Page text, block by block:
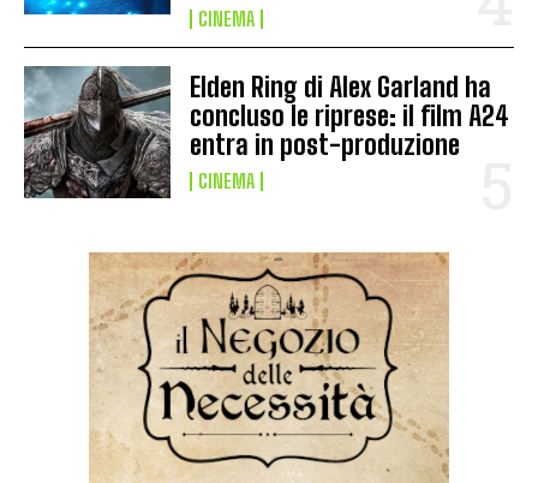
CINEMA
Elden Ring di Alex Garland ha
concluso le riprese: il film A24
entra in post-produzione
CINEMA